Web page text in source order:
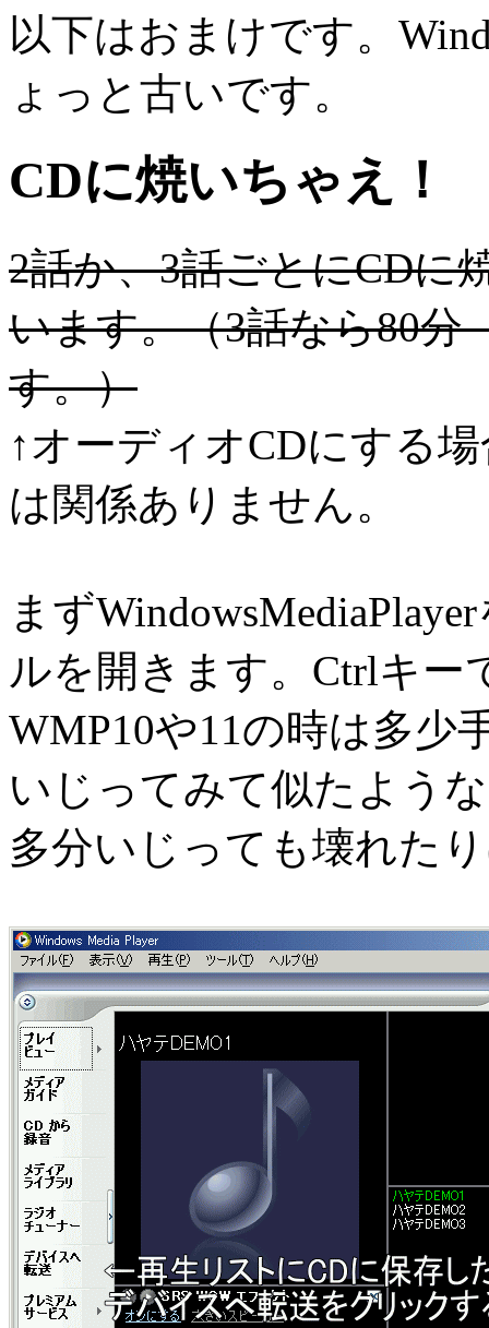
以下はおまけです。
ょっと古いです。
CDに焼いちゃえ！
2話か、3話ごとにCDに
います。（3話なら80分
す。）
↑オーディオCDにする
は関係ありません。
まず
ルを開きます。Ctrlキー
WMP10や11の時は多少
いじってみて似たよう
多分いじっても壊れた